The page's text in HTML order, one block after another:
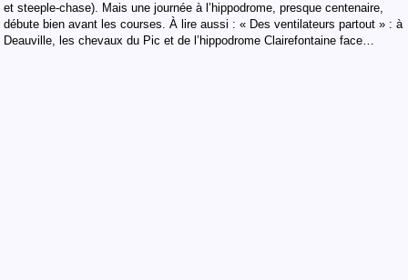
et steeple-chase). Mais une journée à l’hippodrome, presque centenaire,
débute bien avant les courses. À lire aussi : « Des ventilateurs partout » : à
Deauville, les chevaux du Pic et de l’hippodrome Clairefontaine face…